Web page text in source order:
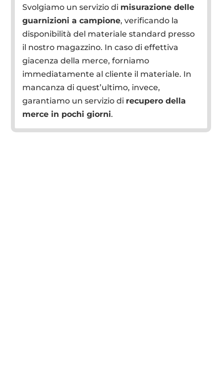
Svolgiamo un servizio di misurazione delle
guarnizioni a campione, verificando la
disponibilità del materiale standard presso
il nostro magazzino. In caso di effettiva
giacenza della merce, forniamo
immediatamente al cliente il materiale. In
mancanza di quest’ultimo, invece,
garantiamo un servizio di recupero della
merce in pochi giorni.